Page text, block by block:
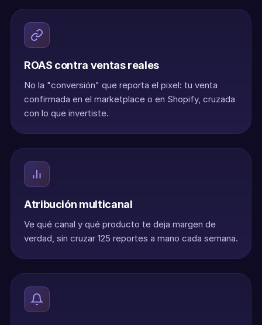
ROAS contra ventas reales
No la "conversión" que reporta el pixel: tu venta
confirmada en el marketplace o en Shopify, cruzada
con lo que invertiste.
Atribución multicanal
Ve qué canal y qué producto te deja margen de
verdad, sin cruzar 125 reportes a mano cada semana.